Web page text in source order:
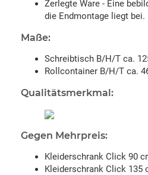
Zerlegte Ware - Eine
die Endmontage liegt bei.
Maße:
Schreibtisch B/H/T ca.
Rollcontainer B/H/T ca.
Qualitätsmerkmal:
Gegen Mehrpreis:
Kleiderschrank Click 90
Kleiderschrank Click 135